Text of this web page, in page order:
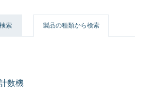
索 製品の種類から検索
数機